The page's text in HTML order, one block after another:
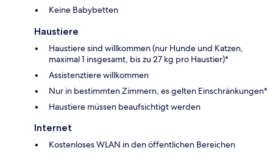
Keine Babybetten
Haustiere
Haustiere sind willkommen (nur Hunde und Katzen,
maximal 1 insgesamt, bis zu 27 kg pro Haustier)*
Assistenztiere willkommen
Nur in bestimmten Zimmern, es gelten Einschränkungen*
Haustiere müssen beaufsichtigt werden
Internet
Kostenloses WLAN in den öffentlichen Bereichen